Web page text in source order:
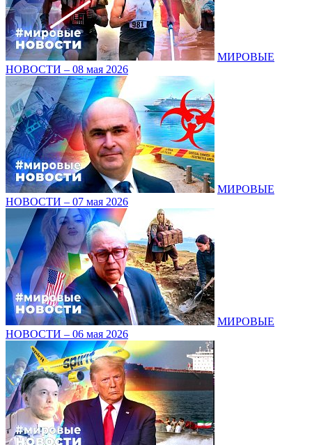
МИРОВЫЕ
НОВОСТИ – 08 мая 2026
МИРОВЫЕ
НОВОСТИ – 07 мая 2026
МИРОВЫЕ
НОВОСТИ – 06 мая 2026